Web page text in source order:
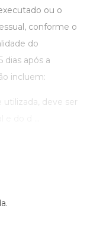
ou o
conforme o
do
dias após a
incluem:
utilizada, deve ser